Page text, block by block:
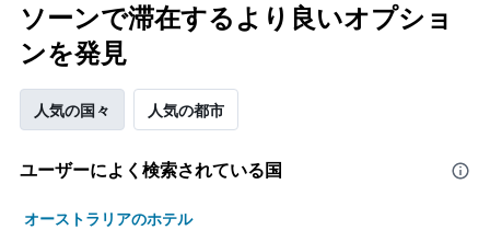
ソーンで滞在するより良いオプショ
ンを発見
人気の国々 人気の都市
ユーザーによく検索されている国
オーストラリアのホテル